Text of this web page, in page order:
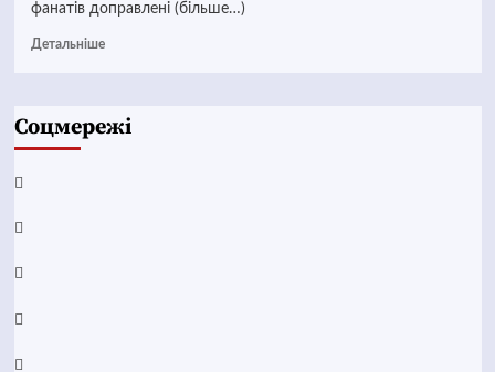
фанатів доправлені (більше…)
Детальніше
Соцмережі
Facebook
YouTube
Telegram
Instagram
Twitter